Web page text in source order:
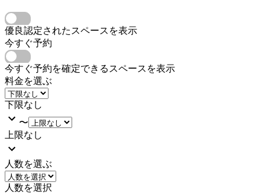
優良認定されたスペースを表示
今すぐ予約
今すぐ予約を確定できるスペースを表示
料金を選ぶ
下限なし
〜
上限なし
人数を選ぶ
人数を選択